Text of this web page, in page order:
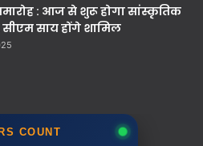
: आज से शुरू होगा सांस्कृतिक
साय होंगे शामिल
COUNT